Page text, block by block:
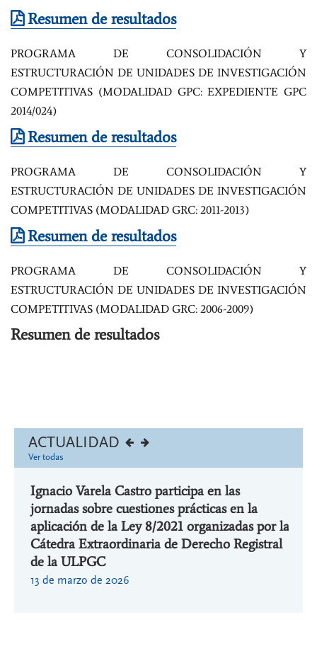
Resumen de resultados
PROGRAMA DE CONSOLIDACIÓN Y
ESTRUCTURACIÓN DE UNIDADES DE INVESTIGACIÓN
COMPETITIVAS (MODALIDAD GPC: EXPEDIENTE GPC
2014/024)
Resumen de resultados
PROGRAMA DE CONSOLIDACIÓN Y
ESTRUCTURACIÓN DE UNIDADES DE INVESTIGACIÓN
COMPETITIVAS (MODALIDAD GRC: 2011-2013)
Resumen de resultados
PROGRAMA DE CONSOLIDACIÓN Y
ESTRUCTURACIÓN DE UNIDADES DE INVESTIGACIÓN
COMPETITIVAS (MODALIDAD GRC: 2006-2009)
Resumen de resultados
ACTUALIDAD
Ver todas
Ignacio Varela Castro participa en las
jornadas sobre cuestiones prácticas en la
aplicación de la Ley 8/2021 organizadas por la
Cátedra Extraordinaria de Derecho Registral
de la ULPGC
13 de marzo de 2026